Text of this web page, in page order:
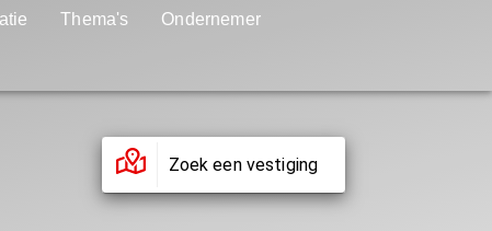
Thema's
Ondernemer
Zoek een vestiging